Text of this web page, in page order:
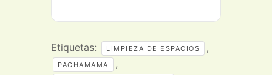
Etiquetas: LIMPIEZA DE ESPACIOS ,
PACHAMAMA ,